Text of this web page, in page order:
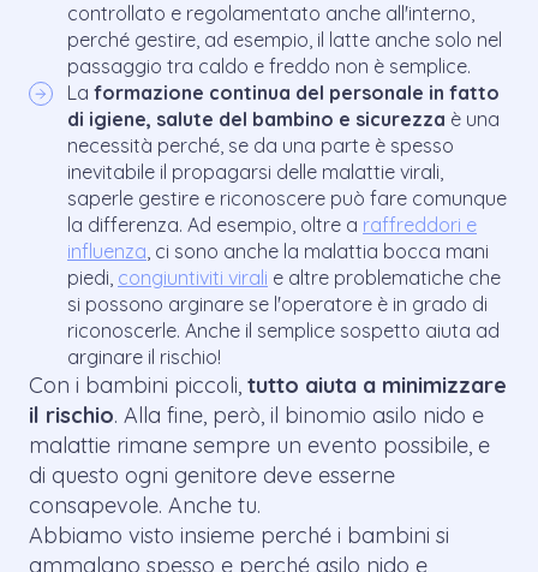
controllato e regolamentato anche all'interno,
perché gestire, ad esempio, il latte anche solo nel
passaggio tra caldo e freddo non è semplice.
La formazione continua del personale in fatto
di igiene, salute del bambino e sicurezza è una
necessità perché, se da una parte è spesso
inevitabile il propagarsi delle malattie virali,
saperle gestire e riconoscere può fare comunque
la differenza. Ad esempio, oltre a raffreddori e
influenza, ci sono anche la malattia bocca mani
piedi, congiuntiviti virali e altre problematiche che
si possono arginare se l'operatore è in grado di
riconoscerle. Anche il semplice sospetto aiuta ad
arginare il rischio!
Con i bambini piccoli, tutto aiuta a minimizzare
il rischio. Alla fine, però, il binomio asilo nido e
malattie rimane sempre un evento possibile, e
di questo ogni genitore deve esserne
consapevole. Anche tu.
Abbiamo visto insieme perché i bambini si
ammalano spesso e perché asilo nido e